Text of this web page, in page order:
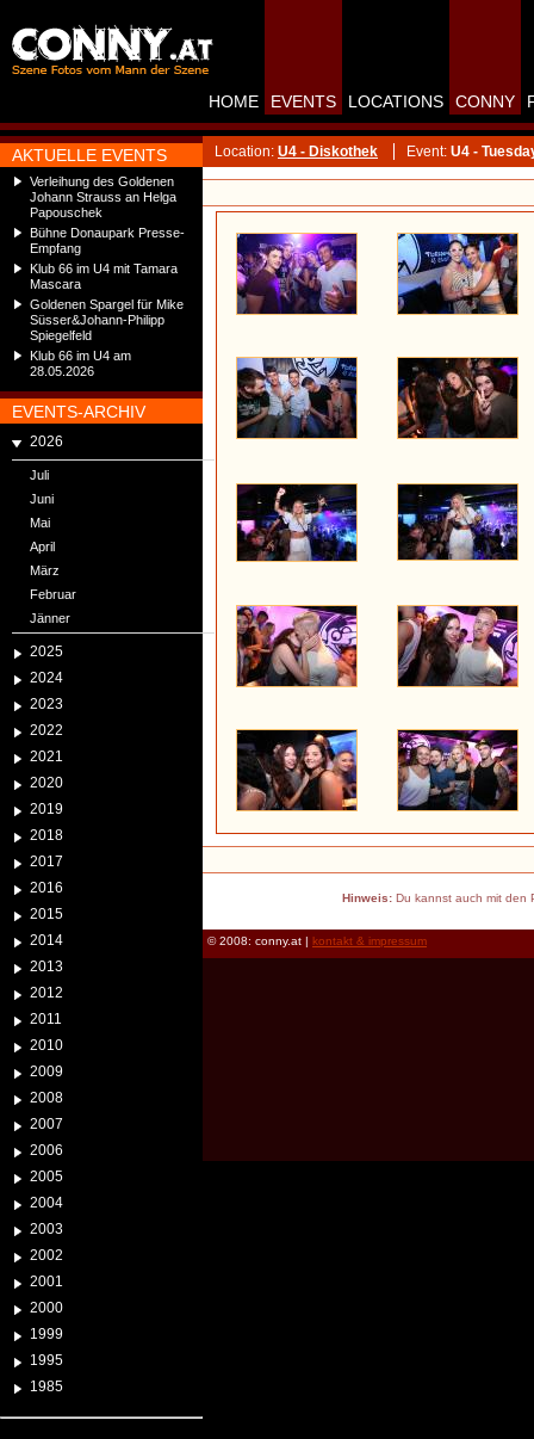
AKTUELLE EVENTS
Verleihung des Goldenen
Johann Strauss an Helga
Papouschek
Bühne Donaupark Presse-
Empfang
Klub 66 im U4 mit Tamara
Mascara
Goldenen Spargel für Mike
Süsser&Johann-Philipp
Spiegelfeld
Klub 66 im U4 am
28.05.2026
EVENTS-ARCHIV
2026
Juli
Juni
Mai
April
März
Februar
Jänner
2025
2024
2023
2022
2021
2020
2019
2018
2017
2016
2015
2014
2013
2012
2011
2010
2009
2008
2007
2006
2005
2004
2003
2002
2001
2000
1999
1995
1985
HOME EVENTS LOCATIONS CONNY
Location: U4 - Diskothek Event: U4 -
Hinweis:Du kannst auch mit den
© 2008: conny.at | kontakt & impressum